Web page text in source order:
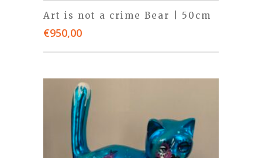
Art is not a crime Bear | 50cm
€950,00